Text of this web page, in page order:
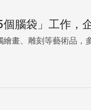
腦袋」工作，
畫、雕刻等藝術品，